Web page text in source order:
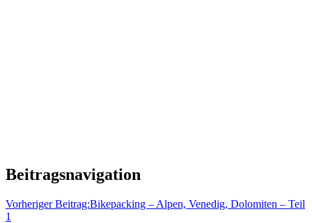
Beitragsnavigation
Vorheriger Beitrag:Bikepacking – Alpen, Venedig, Dolomiten – Teil
1